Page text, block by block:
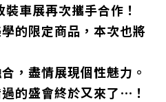
車展再次攜手合作！
的限定商品，本次也將
，盡情展現個性魅力。
的盛會終於又來了⋯！